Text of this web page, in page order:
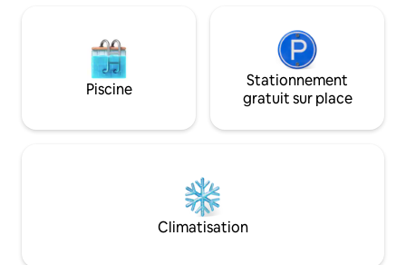
Piscine
Stationnement
gratuit sur place
Climatisation